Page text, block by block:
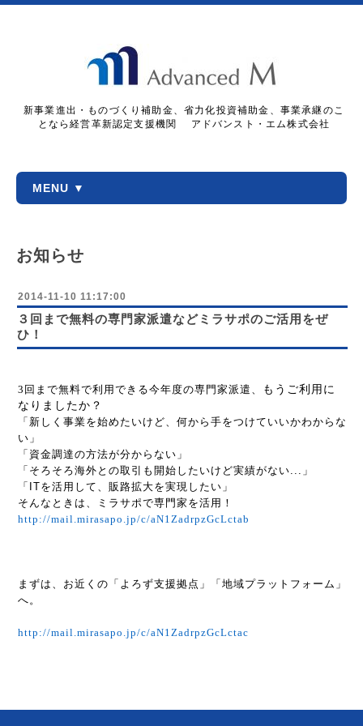
新事業進出・ものづくり補助金、省力化投資補助金、事業承継のこ
となら経営革新認定支援機関 アドバンスト・エム株式会社
MENU ▼
お知らせ
2014-11-10 11:17:00
３回まで無料の専門家派遣などミラサポのご活用をぜ
ひ！
3 回まで無料で利用できる今年度の専門家派遣、
もうご利用に
なりましたか？
「新しく事業を始めたいけど、何から手をつけていいかわからな
い」
「資金調達の方法が分からない」
「そろそろ海外との取引も開始したいけど実績がない... 」
「
ITを活用して、販路拡大を実現したい」
そんなときは、ミラサポで専門家を活用！
http://mail.mirasapo.jp/c/aN1ZadrpzGcLctab
まずは、お近くの「よろず支援拠点」「地域プラットフォーム」
へ。
http://mail.mirasapo.jp/c/aN1ZadrpzGcLctac